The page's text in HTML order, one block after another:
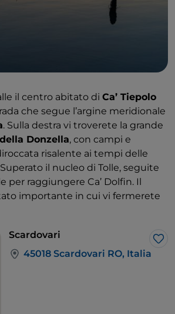
il centro abitato di Ca’ Tiepolo
che segue l’argine meridionale
. Sulla destra vi troverete la grande
Donzella, con campi e
risalente ai tempi delle
il nucleo di Tolle, seguite
per raggiungere Ca’ Dolfin. Il
importante in cui vi fermerete
Scardovari
45018 Scardovari RO, Italia